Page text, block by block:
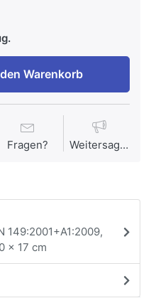
Warenkorb
Fragen? Weitersagen
149:2001+A1:2009,
x 17 cm